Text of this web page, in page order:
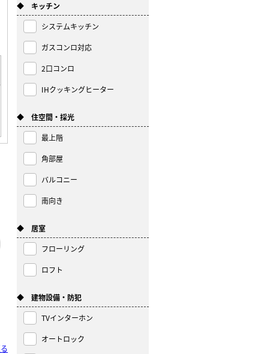
◆ キッチン
システムキッチン
ガスコンロ対応
2口コンロ
IHクッキングヒーター
◆ 住空間・採光
最上階
角部屋
バルコニー
南向き
◆ 居室
フローリング
ロフト
◆ 建物設備・防犯
TVインターホン
オートロック